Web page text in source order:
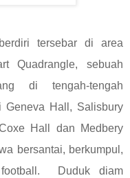
tersebar di area
Quadrangle, sebuah
di tengah-tengah
Geneva Hall, Salisbury
Hall dan Medbery
bersantai, berkumpul,
football. Duduk diam